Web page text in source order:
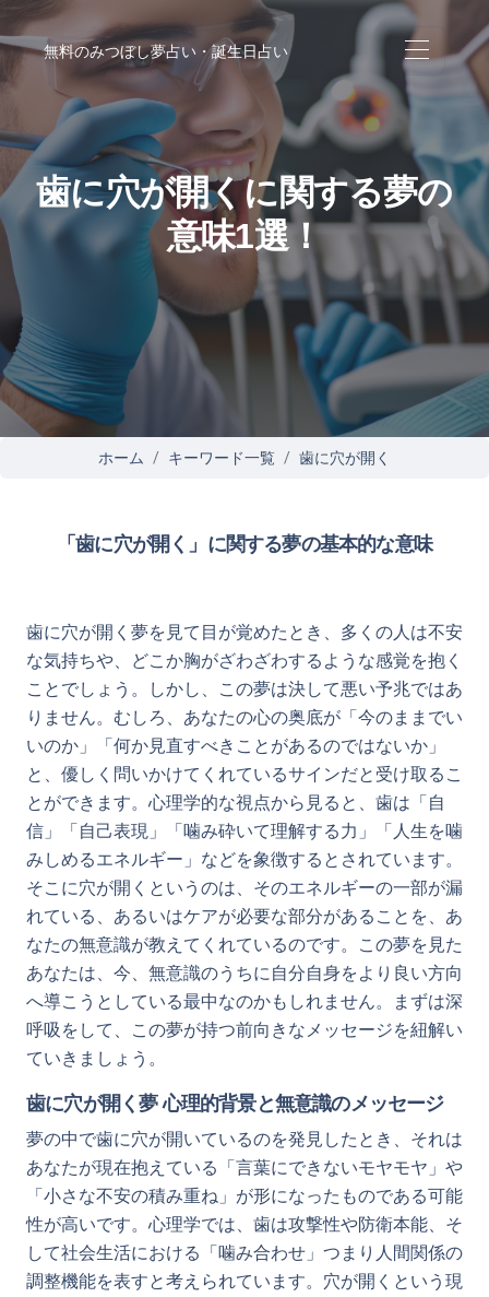
無料のみつぼし夢占い・誕生日占い
歯に穴が開くに関する夢の
意味1選！
ホーム キーワード一覧 歯に穴が開く
「歯に穴が開く」に関する夢の基本的な意味
歯に穴が開く夢を見て目が覚めたとき、多くの人は不安
な気持ちや、どこか胸がざわざわするような感覚を抱く
ことでしょう。しかし、この夢は決して悪い予兆ではあ
りません。むしろ、あなたの心の奥底が「今のままでい
いのか」「何か見直すべきことがあるのではないか」
と、優しく問いかけてくれているサインだと受け取るこ
とができます。心理学的な視点から見ると、歯は「自
信」「自己表現」「噛み砕いて理解する力」「人生を噛
みしめるエネルギー」などを象徴するとされています。
そこに穴が開くというのは、そのエネルギーの一部が漏
れている、あるいはケアが必要な部分があることを、あ
なたの無意識が教えてくれているのです。この夢を見た
あなたは、今、無意識のうちに自分自身をより良い方向
へ導こうとしている最中なのかもしれません。まずは深
呼吸をして、この夢が持つ前向きなメッセージを紐解い
ていきましょう。
歯に穴が開く夢 心理的背景と無意識のメッセージ
夢の中で歯に穴が開いているのを発見したとき、それは
あなたが現在抱えている「言葉にできないモヤモヤ」や
「小さな不安の積み重ね」が形になったものである可能
性が高いです。心理学では、歯は攻撃性や防衛本能、そ
して社会生活における「噛み合わせ」つまり人間関係の
調整機能を表すと考えられています。穴が開くという現